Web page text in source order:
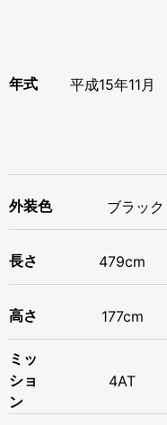
年式 平成15年11月
外装色 ブラック
長さ 479cm
高さ 177cm
ミッ
ショ
ン
4AT